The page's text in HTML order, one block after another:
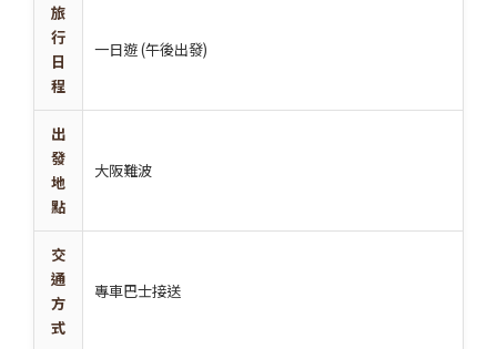
旅
行
日
程
一日遊 (午後出發)
出
發
地
點
大阪難波
交
通
方
式
專車巴士接送